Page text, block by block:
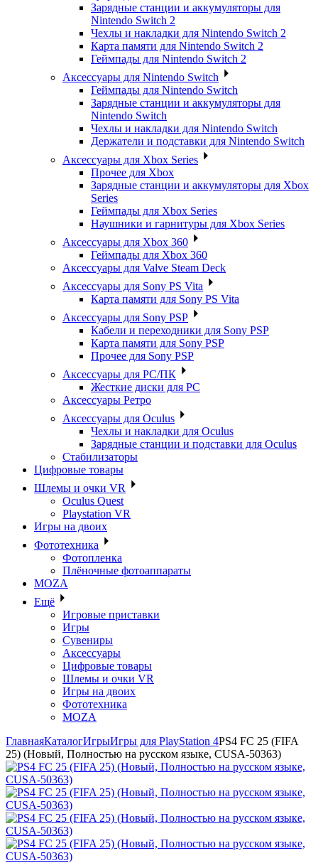
Зарядные станции и аккумуляторы для
Nintendo Switch 2
Чехлы и накладки для Nintendo Switch 2
Карта памяти для Nintendo Switch 2
Геймпады для Nintendo Switch 2
Аксессуары для Nintendo Switch
Геймпады для Nintendo Switch
Зарядные станции и аккумуляторы для
Nintendo Switch
Чехлы и накладки для Nintendo Switch
Держатели и подставки для Nintendo Switch
Аксессуары для Xbox Series
Прочее для Xbox
Зарядные станции и аккумуляторы для Xbox
Series
Геймпады для Xbox Series
Наушники и гарнитуры для Xbox Series
Аксессуары для Xbox 360
Геймпады для Xbox 360
Аксессуары для Valve Steam Deck
Аксессуары для Sony PS Vita
Карта памяти для Sony PS Vita
Аксессуары для Sony PSP
Кабели и переходники для Sony PSP
Карта памяти для Sony PSP
Прочее для Sony PSP
Аксессуары для PC/ПК
Жесткие диски для PC
Аксессуары Ретро
Аксессуары для Oculus
Чехлы и накладки для Oculus
Зарядные станции и подставки для Oculus
Стабилизаторы
Цифровые товары
Шлемы и очки VR
Oculus Quest
Playstation VR
Игры на двоих
Фототехника
Фотопленка
Плёночные фотоаппараты
MOZA
Ещё
Игровые приставки
Игры
Сувениры
Аксессуары
Цифровые товары
Шлемы и очки VR
Игры на двоих
Фототехника
MOZA
ГлавнаяКаталогИгрыИгры для PlayStation 4PS4 FC 25 (FIFA
25) (Новый, Полностью на русском языке, CUSA-50363)